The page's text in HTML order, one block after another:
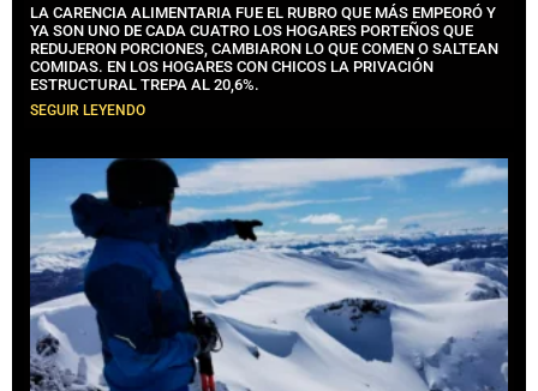
LA CARENCIA ALIMENTARIA FUE EL RUBRO QUE MÁS EMPEORÓ Y
YA SON UNO DE CADA CUATRO LOS HOGARES PORTEÑOS QUE
REDUJERON PORCIONES, CAMBIARON LO QUE COMEN O SALTEAN
COMIDAS. EN LOS HOGARES CON CHICOS LA PRIVACIÓN
ESTRUCTURAL TREPA AL 20,6%.
SEGUIR LEYENDO